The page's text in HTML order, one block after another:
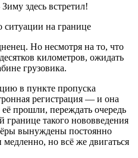
здесь встретил!
Но несмотря на то, что
километров, ожидать
грузовика.
в пункте пропуска
регистрация — и она
прошли, переждать очередь
границе такого нововведения
вынуждены постоянно
медленно, но всё же двигаться